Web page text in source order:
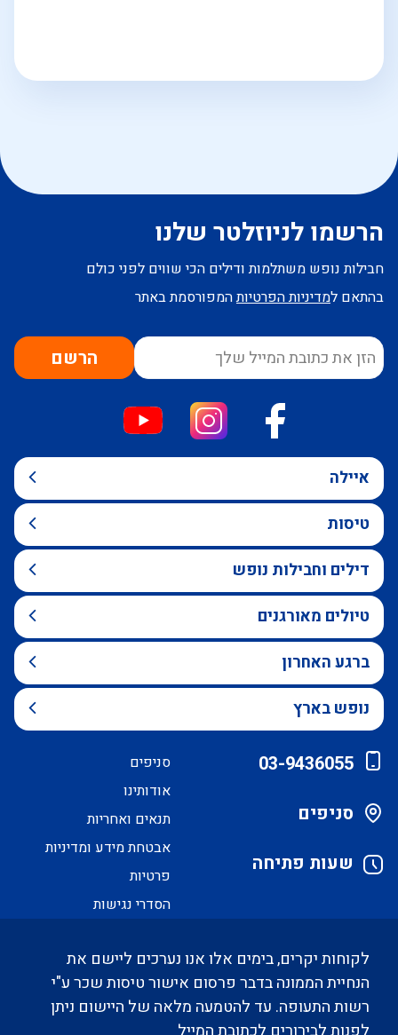
הרשמו לניוזלטר שלנו
חבילות נופש משתלמות ודילים הכי שווים לפני כולם
בהתאם למדיניות הפרטיותהמפורסמת באתר
הרשם
איילה
טיסות
דילים וחבילות נופש
טיולים מאורגנים
ברגע האחרון
נופש בארץ
03-9436055
סניפים
שעות פתיחה
סניפים
אודותינו
תנאים ואחריות
אבטחת מידע ומדיניות
פרטיות
הסדרי נגישות
לקוחות יקרים, בימים אלו אנו נערכים ליישם את
הנחיית הממונה בדבר פרסום אישור טיסות שכר ע"י
רשות התעופה. עד להטמעה מלאה של היישום ניתן